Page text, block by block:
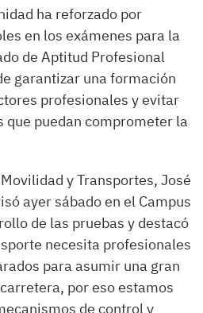
ha reforzado por
en los exámenes para la
de Aptitud Profesional
garantizar una formación
profesionales y evitar
puedan comprometer la
y Transportes, José
ayer sábado en el Campus
de las pruebas y destacó
necesita profesionales
para asumir una gran
por eso estamos
de control y